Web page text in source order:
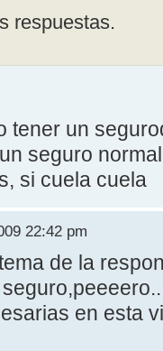
respuestas.
tener un
seguro
si cuela cuela
22:42 pm
de la
en esta